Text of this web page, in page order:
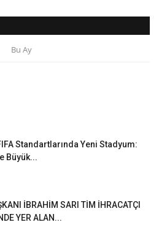
Bu Ay
Standartlarında Yeni Stadyum:
Büyük...
İBRAHİM SARI TİM İHRACATÇI
YER ALAN...